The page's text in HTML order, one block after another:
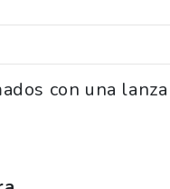
con una lanza